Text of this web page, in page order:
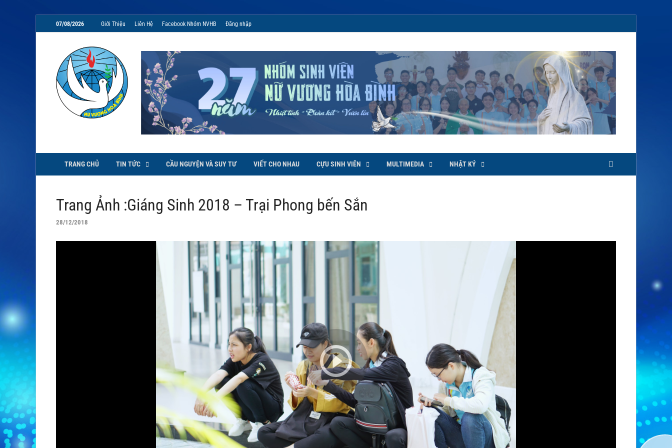
07/08/2026 Giới Thiệu Liên Hệ Facebook Nhóm NVHB Đăng nhập
NVHB.NET
Nhóm Sinh Viên Nữ Vương Hoà Bình
TRANG CHỦ TIN TỨC CẦU NGUYỆN VÀ SUY TƯ VIẾT CHO NHAU CỰU SINH VIÊN MULTIMEDIA NHẬT KÝ
Trang Ảnh :Giáng Sinh 2018 – Trại Phong bến Sắn
28/12/2018